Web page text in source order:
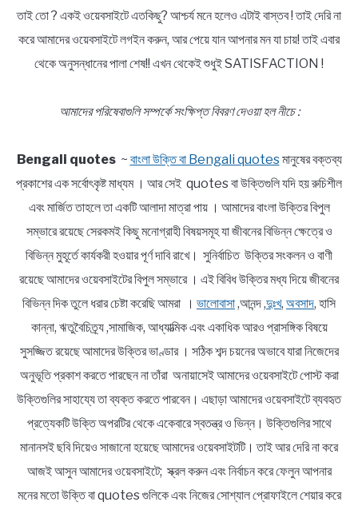
তাই তো ? একই ওয়েবসাইটে এতকিছু? আশ্চর্য মনে হলেও এটাই বাস্তব ! তাই দেরি না
করে আমাদের ওয়েবসাইটে লগইন করুন, আর পেয়ে যান আপনার মন যা চায়! তাই এবার
থেকে অনুসন্ধানের পালা শেষ!! এখন থেকেই শুধুই SATISFACTION !
আমাদের পরিষেবাগুলি সম্পর্কে সংক্ষিপ্ত বিবরণ দেওয়া হল নীচে :
Bengali quotes~ বাংলা উক্তি বা Bengali quotesমানুষের বক্তব্য
প্রকাশের এক সর্বোৎকৃষ্ট মাধ্যম । আর সেই quotes বা উক্তিগুলি যদি হয় রুচিশীল
এবং মার্জিত তাহলে তা একটি আলাদা মাত্রা পায় । আমাদের বাংলা উক্তির বিপুল
সম্ভারে রয়েছে সেরকমই কিছু মনোগ্রাহী বিষয়সমূহ যা জীবনের বিভিন্ন ক্ষেত্রে ও
বিভিন্ন মুহূর্তে কার্যকরী হওয়ার পূর্ণ দাবি রাখে। সুনির্বাচিত উক্তির সংকলন ও বাণী
রয়েছে আমাদের ওয়েবসাইটের বিপুল সম্ভারে । এই বিবিধ উক্তির মধ্য দিয়ে জীবনের
বিভিন্ন দিক তুলে ধরার চেষ্টা করেছি আমরা । ভালোবাসা,আনন্দ ,দুঃখ, অবসাদ, হাসি
কান্না, ঋতুবৈচিত্র্য ,সামাজিক, আধ্যাত্মিক এবং একাধিক আরও প্রাসঙ্গিক বিষয়ে
সুসজ্জিত রয়েছে আমাদের উক্তির ভাণ্ডার । সঠিক শব্দ চয়নের অভাবে যারা নিজেদের
অনুভূতি প্রকাশ করতে পারছেন না তাঁরা অনায়াসেই আমাদের ওয়েবসাইটে পোস্ট করা
উক্তিগুলির সাহায্যে তা ব্যক্ত করতে পারবেন। এছাড়া আমাদের ওয়েবসাইটে ব্যবহৃত
প্রত্যেকটি উক্তি অপরটির থেকে একেবারে স্বতন্ত্র ও ভিন্ন। উক্তিগুলির সাথে
মানানসই ছবি দিয়েও সাজানো হয়েছে আমাদের ওয়েবসাইটটি। তাই আর দেরি না করে
আজই আসুন আমাদের ওয়েবসাইটে; স্ক্রল করুন এবং নির্বাচন করে ফেলুন আপনার
মনের মতো উক্তি বা quotes গুলিকে এবং নিজের সোশ্যাল প্রোফাইলে শেয়ার করে